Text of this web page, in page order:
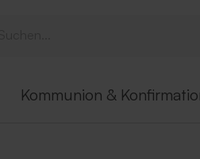
Kommunion &